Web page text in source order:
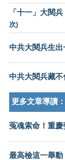
「十一」大閱
次)
中共大閱兵生
中共大閱兵藏
更多文章導讀：
冤魂索命！重
最高檢這一舉